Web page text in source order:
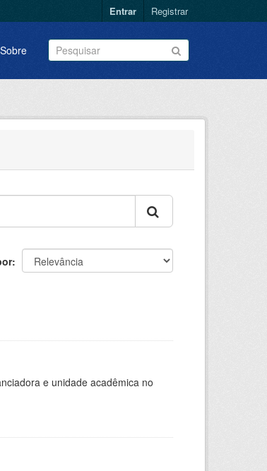
Entrar Registrar
Sobre
e unidade acadêmica no